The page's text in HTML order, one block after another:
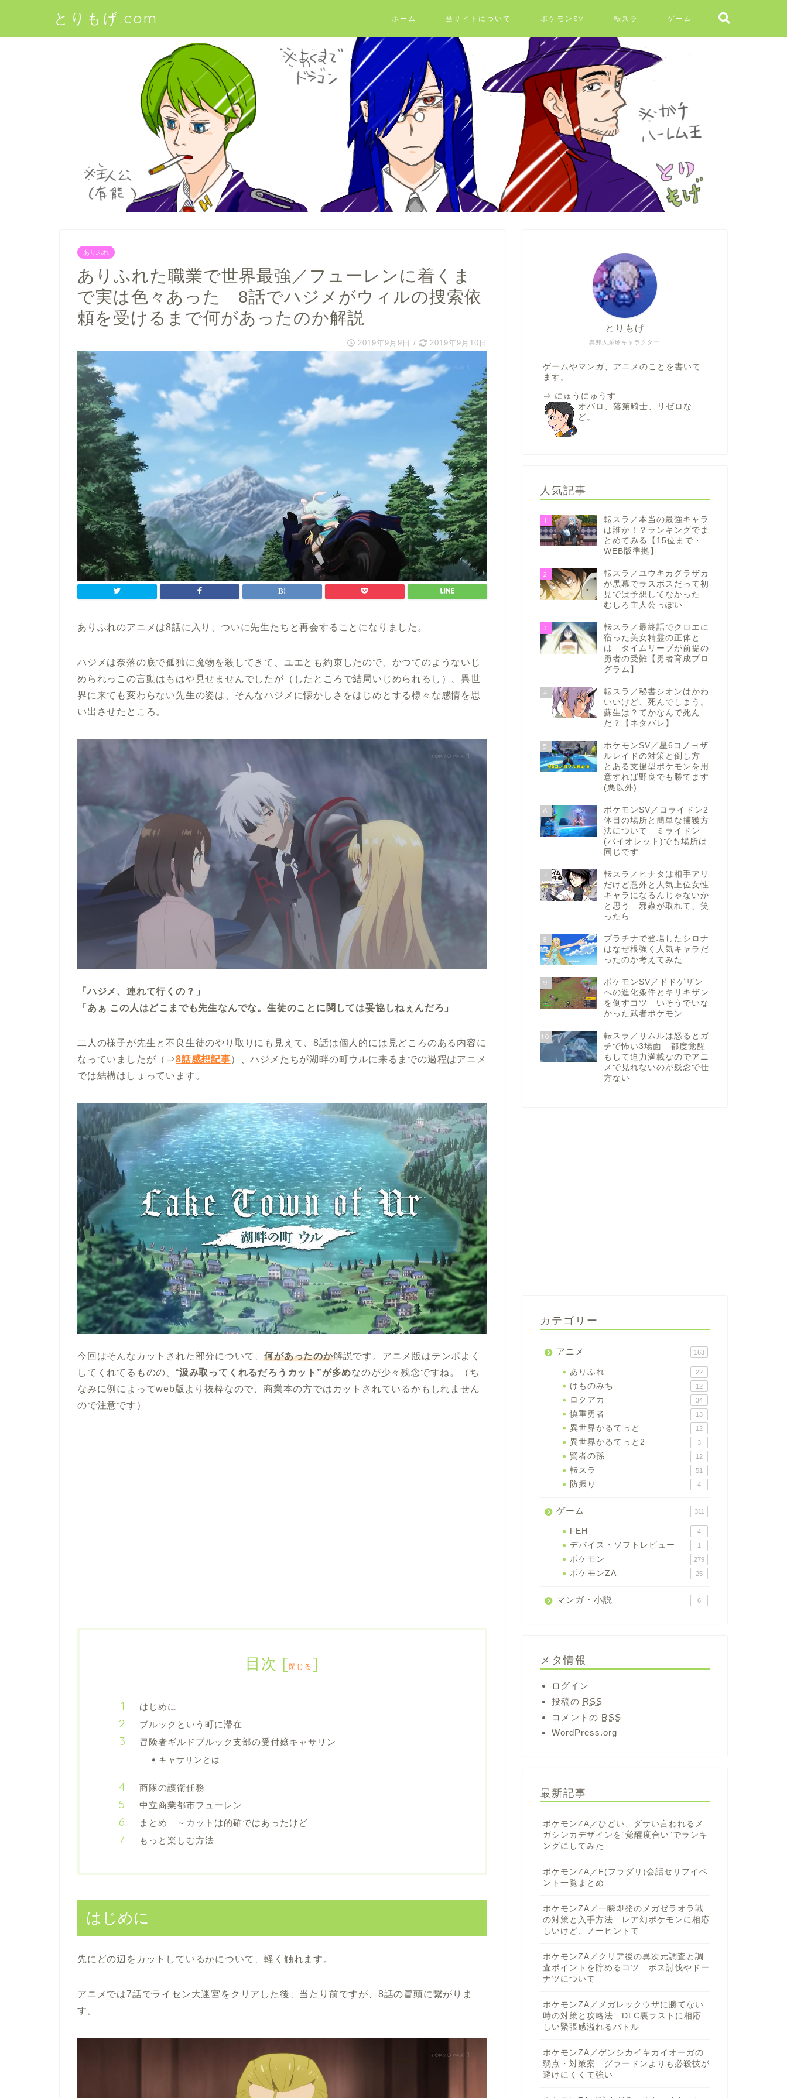
とりもげ.com ホーム 当サイトについて ポケモンSV 転スラ ゲーム
ありふれ
ありふれた職業で世界最強／フューレンに着くま
で実は色々あった 8話でハジメがウィルの捜索依
頼を受けるまで何があったのか解説
2019年9月9日 / 2019年9月10日
ありふれのアニメは8話に入り、ついに先生たちと再会することになりました。
ハジメは奈落の底で孤独に魔物を殺してきて、ユエとも約束したので、かつてのようないじ
められっこの言動はもはや見せませんでしたが（したところで結局いじめられるし）、異世
界に来ても変わらない先生の姿は、そんなハジメに懐かしさをはじめとする様々な感情を思
い出させたところ。
「ハジメ、連れて行くの？」
「あぁ この人はどこまでも先生なんでな。生徒のことに関しては妥協しねぇんだろ」
二人の様子が先生と不良生徒のやり取りにも見えて、8話は個人的には見どころのある内容に
なっていましたが（⇒8話感想記事）、ハジメたちが湖畔の町ウルに来るまでの過程はアニメ
では結構はしょっています。
今回はそんなカットされた部分について、何があったのか解説です。アニメ版はテンポよく
してくれてるものの、“汲み取ってくれるだろうカット”が多めなのが少々残念ですね。（ち
なみに例によってweb版より抜粋なので、商業本の方ではカットされているかもしれません
ので注意です）
目次 [閉じる ]
はじめに
ブルックという町に滞在
冒険者ギルドブルック支部の受付嬢キャサリン
キャサリンとは
商隊の護衛任務
中立商業都市フューレン
まとめ ～カットは的確ではあったけど
もっと楽しむ方法
はじめに
先にどの辺をカットしているかについて、軽く触れます。
アニメでは7話でライセン大迷宮をクリアした後、当たり前ですが、8話の冒頭に繋がりま
す。
異邦人系珍キャラクター
とりもげ
ゲームやマンガ、アニメのことを書いて
ます。
⇒ にゅうにゅうす
オバロ、落第騎士、リゼロな
ど。
人気記事
1
転スラ／本当の最強キャラ
は誰か！？ランキングでま
とめてみる【15位まで・
WEB版準拠】
2
転スラ／ユウキカグラザカ
が黒幕でラスボスだって初
見では予想してなかった
むしろ主人公っぽい
3
転スラ／最終話でクロエに
宿った美女精霊の正体と
は タイムリープが前提の
勇者の受難【勇者育成プロ
グラム】
4
転スラ／秘書シオンはかわ
いいけど、死んでしまう。
蘇生は？てかなんで死ん
だ？【ネタバレ】
5
ポケモンSV／星6コノヨザ
ルレイドの対策と倒し方
とある支援型ポケモンを用
意すれば野良でも勝てます
(悪以外)
6
ポケモンSV／コライドン2
体目の場所と簡単な捕獲方
法について ミライドン
(バイオレット)でも場所は
同じです
7
転スラ／ヒナタは相手アリ
だけど意外と人気上位女性
キャラになるんじゃないか
と思う 邪蟲が取れて、笑
ったら
8
プラチナで登場したシロナ
はなぜ根強く人気キャラだ
ったのか考えてみた
9
ポケモンSV／ドドゲザン
への進化条件とキリキザン
を倒すコツ いそうでいな
かった武者ポケモン
10
転スラ／リムルは怒るとガ
チで怖い3場面 都度覚醒
もして迫力満載なのでアニ
メで見れないのが残念で仕
方ない
カテゴリー
アニメ 163
ありふれ 22
けものみち 12
ロクアカ 34
慎重勇者 13
異世界かるてっと 12
異世界かるてっと2 3
賢者の孫 12
転スラ 51
防振り 4
ゲーム 311
FEH 4
デバイス・ソフトレビュー 1
ポケモン 279
ポケモンZA 25
マンガ・小説 6
メタ情報
ログイン
投稿の RSS
コメントの RSS
WordPress.org
最新記事
ポケモンZA／ひどい、ダサい言われるメ
ガシンカデザインを“覚醒度合い”でランキ
ングにしてみた
ポケモンZA／F(フラダリ)会話セリフイベ
ント一覧まとめ
ポケモンZA／一瞬即発のメガゼラオラ戦
の対策と入手方法 レア幻ポケモンに相応
しいけど、ノーヒントて
ポケモンZA／クリア後の異次元調査と調
査ポイントを貯めるコツ ボス討伐やドー
ナツについて
ポケモンZA／メガレックウザに勝てない
時の対策と攻略法 DLC裏ラストに相応
しい緊張感溢れるバトル
ポケモンZA／ゲンシカイキカイオーガの
弱点・対策案 グラードンよりも必殺技が
避けにくくて強い